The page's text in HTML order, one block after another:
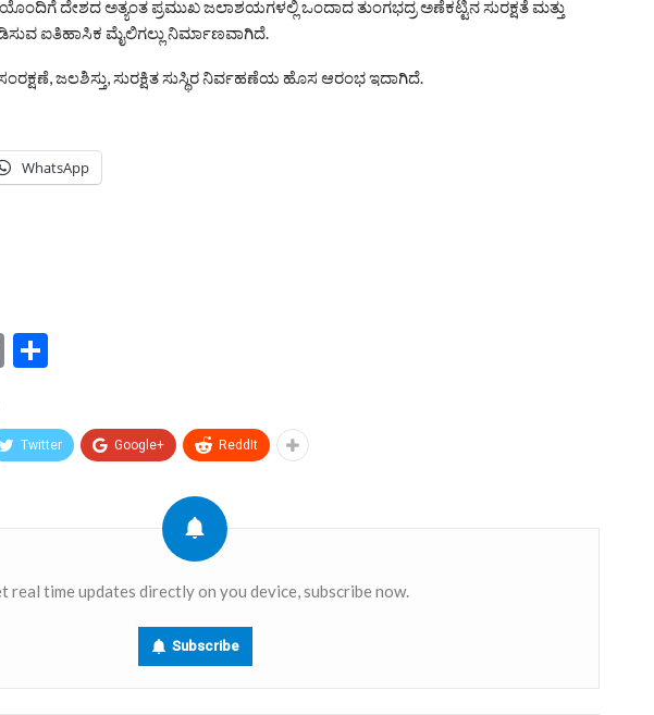
ದೇಶದ ಅತ್ಯಂತ ಪ್ರಮುಖ ಜಲಾಶಯಗಳಲ್ಲಿ ಒಂದಾದ ತುಂಗಭದ್ರ ಅಣೆಕಟ್ಟಿನ ಸುರಕ್ಷತೆ ಮತ್ತು
ಐತಿಹಾಸಿಕ ಮೈಲಿಗಲ್ಲು ನಿರ್ಮಾಣವಾಗಿದೆ.
ಜಲಶಿಸ್ತು, ಸುರಕ್ಷಿತ ಸುಸ್ಥಿರ ನಿರ್ವಹಣೆಯ ಹೊಸ ಆರಂಭ ಇದಾಗಿದೆ.
WhatsApp
Copy
Twitter Google+ ReddIt
real time updates directly on you device, subscribe now.
Subscribe